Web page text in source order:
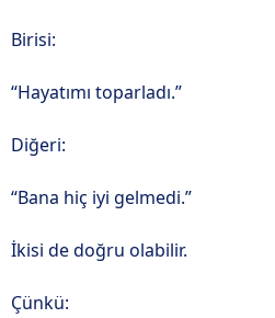
Birisi:
“Hayatımı toparladı.”
Diğeri:
“Bana hiç iyi gelmedi.”
İkisi de doğru olabilir.
Çünkü: